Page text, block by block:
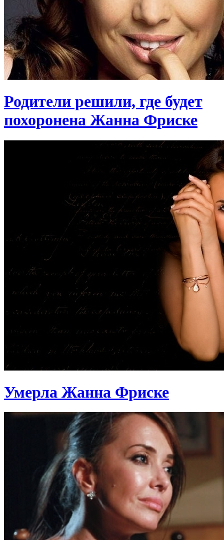
Родители решили, где будет
похоронена Жанна Фриске
Умерла Жанна Фриске